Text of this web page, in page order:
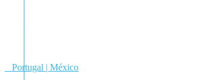
Portugal | México